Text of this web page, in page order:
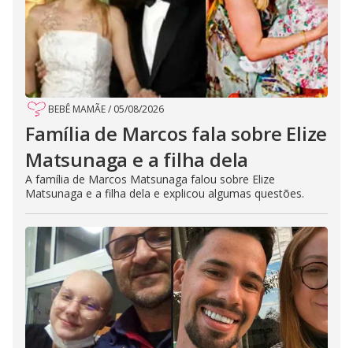
BEBÊ MAMÃE/ 05/08/2026
Família de Marcos fala sobre Elize
Matsunaga e a filha dela
A família de Marcos Matsunaga falou sobre Elize
Matsunaga e a filha dela e explicou algumas questões.